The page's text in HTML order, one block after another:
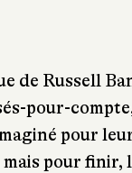
de Russell
pour-
pour
pour finir,